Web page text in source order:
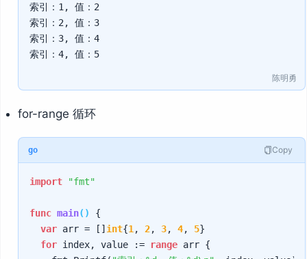
索引：1, 值：2
索引：2, 值：3
索引：3, 值：4
索引：4, 值：5
陈明勇
for-range 循环
go Copy
import "fmt"
func main()
{
var arr = [] int{1 , 2, 3, 4, 5}
for index, value := range arr {